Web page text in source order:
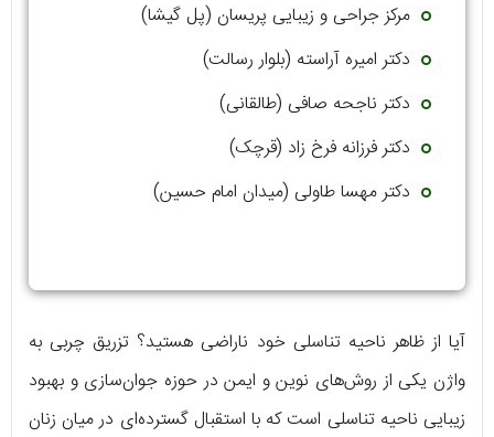
مركز جراحى و زيبايى پريسان (پل گیشا)
دکتر امیره آراسته (بلوار رسالت)
دکتر ناجحه صافی (طالقانی)
دکتر فرزانه فرخ زاد (قرچک)
دکتر مهسا طاولی (میدان امام حسین)
آیا از ظاهر ناحیه تناسلی خود ناراضی هستید؟ تزریق چربی به
واژن یکی از روش‌های نوین و ایمن در حوزه جوان‌سازی و بهبود
زیبایی ناحیه تناسلی است که با استقبال گسترده‌ای در میان زنان